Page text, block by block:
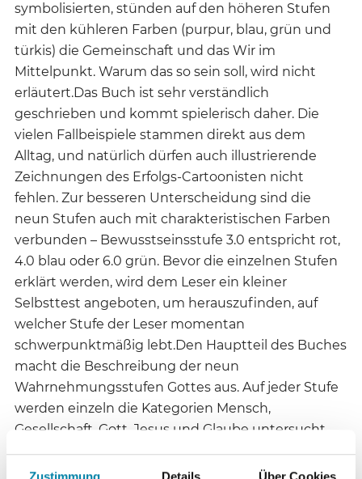
symbolisierten, stünden auf den höheren Stufen
mit den kühleren Farben (purpur, blau, grün und
türkis) die Gemeinschaft und das Wir im
Mittelpunkt. Warum das so sein soll, wird nicht
erläutert.Das Buch ist sehr verständlich
geschrieben und kommt spielerisch daher. Die
vielen Fallbeispiele stammen direkt aus dem
Alltag, und natürlich dürfen auch illustrierende
Zeichnungen des Erfolgs-Cartoonisten nicht
fehlen. Zur besseren Unterscheidung sind die
neun Stufen auch mit charakteristischen Farben
verbunden – Bewusstseinsstufe 3.0 entspricht rot,
4.0 blau oder 6.0 grün. Bevor die einzelnen Stufen
erklärt werden, wird dem Leser ein kleiner
Selbsttest angeboten, um herauszufinden, auf
welcher Stufe der Leser momentan
schwerpunktmäßig lebt.Den Hauptteil des Buches
macht die Beschreibung der neun
Wahrnehmungsstufen Gottes aus. Auf jeder Stufe
werden einzeln die Kategorien Mensch,
Gesellschaft, Gott, Jesus und Glaube untersucht.
Während der roten Phase (Gott 3.0) werde Jahwe
als Kriegsgott wie im Alten Testament